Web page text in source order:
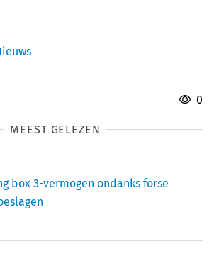
0
MEEST GELEZEN
box 3-vermogen ondanks forse